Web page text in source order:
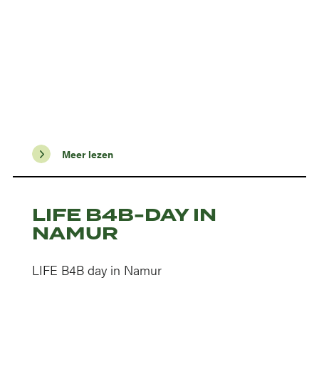
Meer lezen
LIFE B4B-DAY IN
NAMUR
LIFE B4B day in Namur